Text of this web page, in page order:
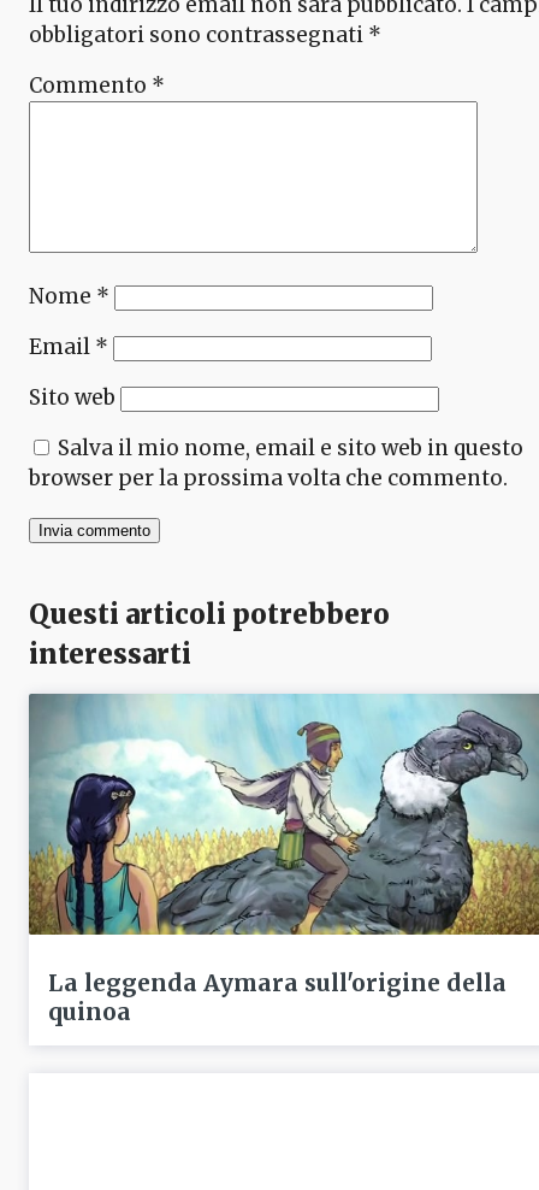
obbligatori sono contrassegnati *
Commento *
Nome *
Email *
Sito web
Salva il mio nome, email e sito web in questo
browser per la prossima volta che commento.
Questi articoli potrebbero
interessarti
La leggenda Aymara sull'origine della
quinoa